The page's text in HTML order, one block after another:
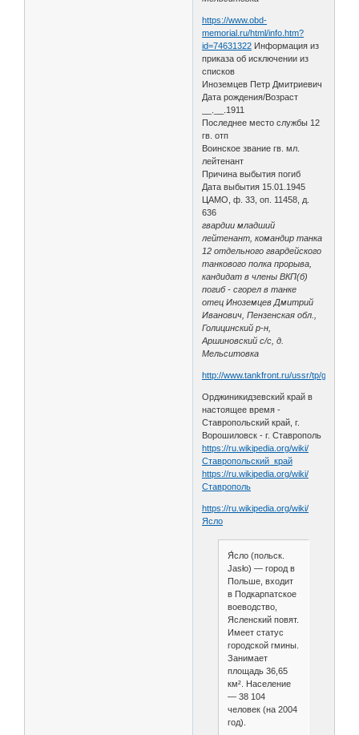
https://www.obd-
memorial.ru/html/info.htm?
id=74631322 Информация из
приказа об исключении из
списков
Иноземцев Петр Дмитриевич
Дата рождения/Возраст
__.__.1911
Последнее место службы 12
гв. отп
Воинское звание гв. мл.
лейтенант
Причина выбытия погиб
Дата выбытия 15.01.1945
ЦАМО, ф. 33, оп. 11458, д.
636
гвардии младший
лейтенант, командир танка
12 отдельного гвардейского
танкового полка прорыва,
кандидат в члены ВКП(б)
погиб - сгорел в танке
отец Иноземцев Дмитрий
Иванович, Пензенская обл.,
Голицинский р-н,
Аршиновский с/с, д.
Мельситовка
http://www.tankfront.ru/ussr/tp/
Орджиникидзевский край в
настоящее время -
Ставропольский край, г.
Ворошиловск - г. Ставрополь
https://ru.wikipedia.org/wiki/
Ставропольский_край
https://ru.wikipedia.org/wiki/
Ставрополь
https://ru.wikipedia.org/wiki/
Ясло
Я́сло (польск.
Jasło) — город в
Польше, входит
в Подкарпатское
воеводство,
Ясленский повят.
Имеет статус
городской гмины.
Занимает
площадь 36,65
км². Население
— 38 104
человек (на 2004
год).